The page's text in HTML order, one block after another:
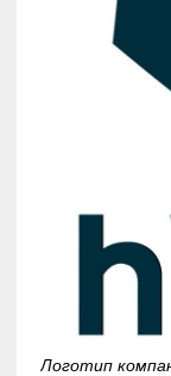
Логотип